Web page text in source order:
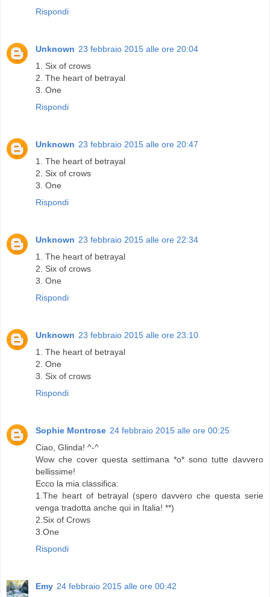
Rispondi
Unknown 23 febbraio 2015 alle ore 20:04
1. Six of crows
2. The heart of betrayal
3. One
Rispondi
Unknown 23 febbraio 2015 alle ore 20:47
1. The heart of betrayal
2. Six of crows
3. One
Rispondi
Unknown 23 febbraio 2015 alle ore 22:34
1. The heart of betrayal
2. Six of crows
3. One
Rispondi
Unknown 23 febbraio 2015 alle ore 23:10
1. The heart of betrayal
2. One
3. Six of crows
Rispondi
Sophie Montrose 24 febbraio 2015 alle ore 00:25
Ciao, Glinda! ^-^
Wow che cover questa settimana *o* sono tutte davvero
bellissime!
Ecco la mia classifica:
1.The heart of betrayal (spero davvero che questa serie
venga tradotta anche qui in Italia! **)
2.Six of Crows
3.One
Rispondi
Emy 24 febbraio 2015 alle ore 00:42